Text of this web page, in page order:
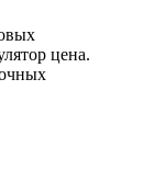
цена.